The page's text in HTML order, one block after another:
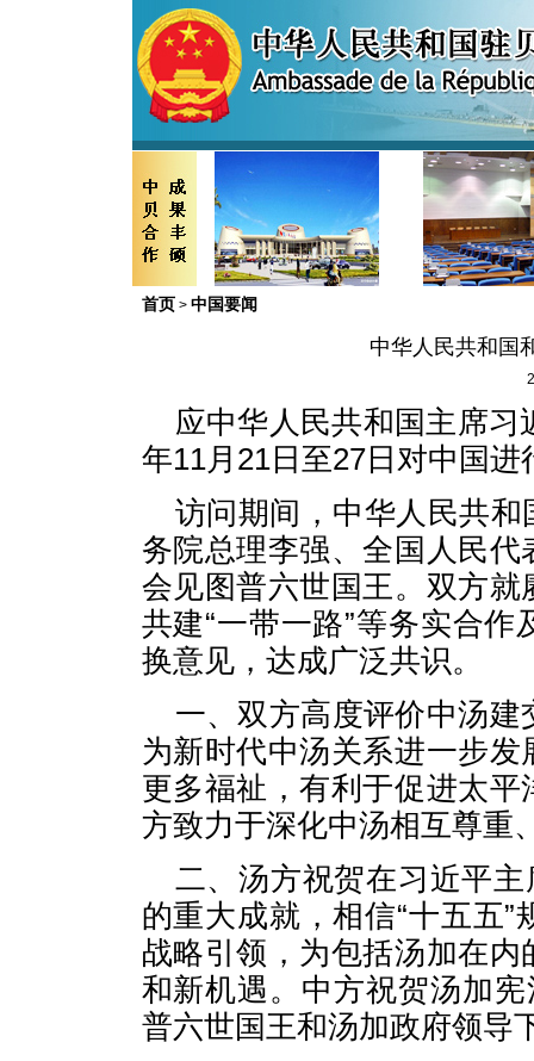
首页 > 中国要闻
中华人民共和国
应中华人民共和国主席
年11月21日至27日对中国进
访问期间，中华人民共
务院总理李强、全国人民
会见图普六世国王。双方
共建“一带一路”等务实合
换意见，达成广泛共识。
一、双方高度评价中汤
为新时代中汤关系进一步
更多福祉，有利于促进太
方致力于深化中汤相互尊重
二、汤方祝贺在习近平
的重大成就，相信“十五五
战略引领，为包括汤加在
和新机遇。中方祝贺汤加
普六世国王和汤加政府领导